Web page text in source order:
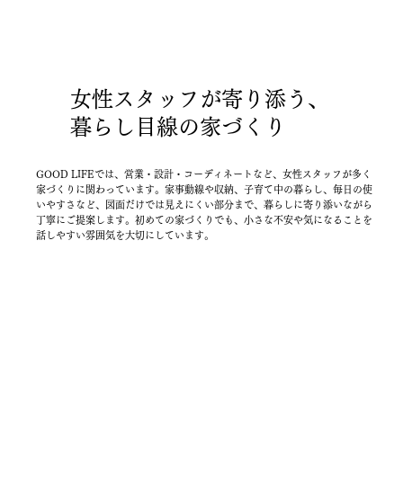
女性スタッフが寄り添う、
暮らし目線の家づくり
GOOD LIFEでは、営業・設計・コーディネートなど、女性スタッフが多く
家づくりに関わっています。家事動線や収納、子育て中の暮らし、毎日の使
いやすさなど、図面だけでは見えにくい部分まで、暮らしに寄り添いながら
丁寧にご提案します。初めての家づくりでも、小さな不安や気になることを
話しやすい雰囲気を大切にしています。